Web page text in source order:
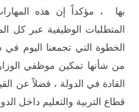
بها ، مؤكداً إن هذه
المتطلبات الوظيفية عبر كل
الخطوة التي تجمعنا اليوم في
من شأنها تمكين موظفي
القادة في الدولة ، فضلاً عن
قطاع التربية والتعليم داخل